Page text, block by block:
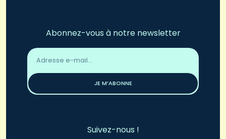
Abonnez-vous à notre newsletter
Adresse
email
JE M’ABONNE
Suivez-nous !